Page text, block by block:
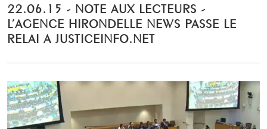
22.06.15 - NOTE AUX LECTEURS -
L’AGENCE HIRONDELLE NEWS PASSE LE
RELAI A JUSTICEINFO.NET